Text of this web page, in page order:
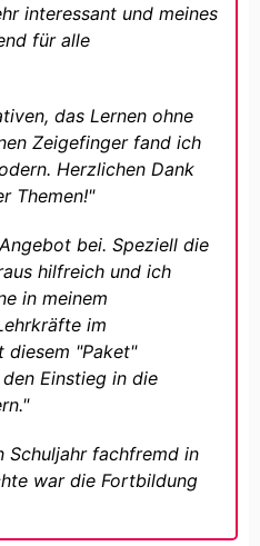
interessant und meines
für alle
das Lernen ohne
Zeigefinger fand ich
Herzlichen Dank
Themen!"
bei. Speziell die
hilfreich und ich
in meinem
im
diesem "Paket"
Einstieg in die
Schuljahr fachfremd in
war die Fortbildung